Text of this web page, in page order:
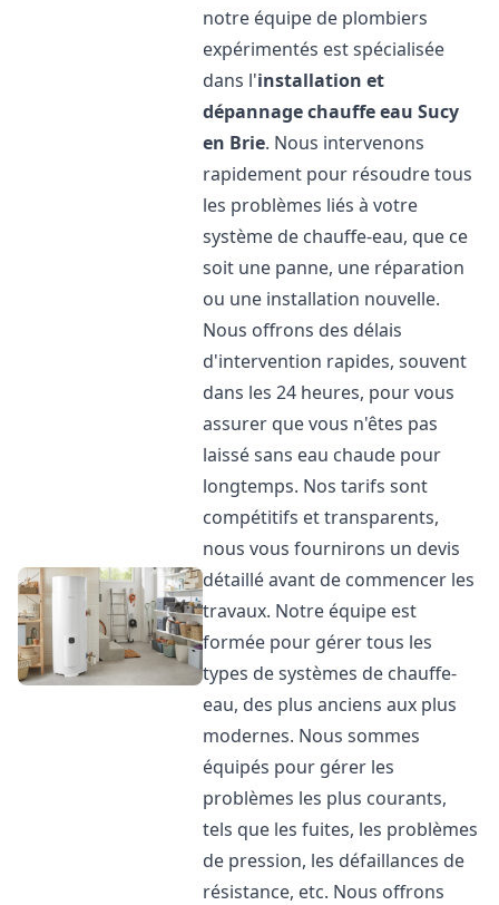
notre équipe de plombiers
expérimentés est spécialisée
dans l'installation et
dépannage chauffe eau Sucy
en Brie. Nous intervenons
rapidement pour résoudre tous
les problèmes liés à votre
système de chauffe-eau, que ce
soit une panne, une réparation
ou une installation nouvelle.
Nous offrons des délais
d'intervention rapides, souvent
dans les 24 heures, pour vous
assurer que vous n'êtes pas
laissé sans eau chaude pour
longtemps. Nos tarifs sont
compétitifs et transparents,
nous vous fournirons un devis
détaillé avant de commencer les
travaux. Notre équipe est
formée pour gérer tous les
types de systèmes de chauffe-
eau, des plus anciens aux plus
modernes. Nous sommes
équipés pour gérer les
problèmes les plus courants,
tels que les fuites, les problèmes
de pression, les défaillances de
résistance, etc. Nous offrons